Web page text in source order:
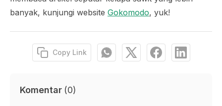
banyak, kunjungi website Gokomodo, yuk!
Copy Link
Komentar (0)